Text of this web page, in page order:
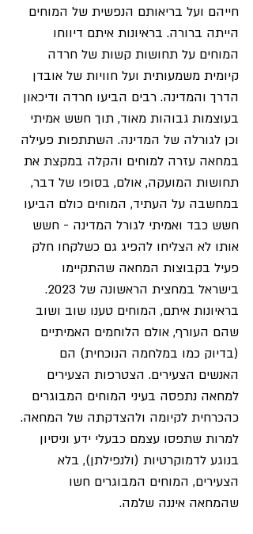
חייהם ועל בריאותם הנפשית של המוחים
הייתה ברורה. בראיונות איתם דיווחו
המוחים על תחושות קשות של חרדה
קיומית משמעותית ועל חוויות של אובדן
הדרך והמדינה. רבים הביעו חרדה ודיכאון
בעוצמות גבוהות מאוד, תוך חשש אמיתי
וכן לגורלה של המדינה. השתתפות פעילה
במחאה עזרה למוחים והקלה במקצת את
תחושות המועקה, אולם, בסופו של דבר,
במחשבה על העתיד, המוחים כולם הביעו
חשש כבד ואמיתי לגורל המדינה - חשש
אותו לא הצליחו להפיג גם כשלקחו חלק
פעיל בקבוצות המחאה שהתקיימו
בישראל במחצית הראשונה של 2023.
בראיונות איתם, המוחים טענו שוב ושוב
שהם העורף, אולם הלוחמים האמיתיים
(בדיוק כמו במלחמה הנוכחית) הם
האנשים הצעירים. הצטרפות הצעירים
למחאה נתפסה בעיני המוחים המבוגרים
כהכרחית לקיומה ולהצדקתה של המחאה.
למרות שתפסו עצמם כבעלי ידע וניסיון
בנוגע לדמוקרטיות (ולנפילתן), בלא
הצעירים, המוחים המבוגרים חשו
שהמחאה איננה שלמה.